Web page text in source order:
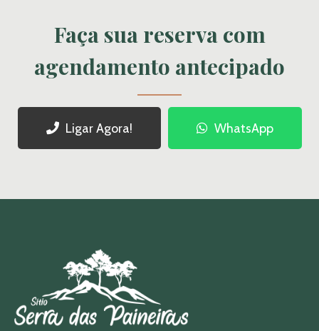
Faça sua reserva com
agendamento antecipado
Ligar Agora! WhatsApp